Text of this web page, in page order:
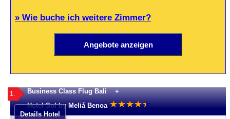
» Wie buche ich weitere Zimmer?
1.
Business Class Flug Bali +
Hotel Sol by Meliá Benoa ★★★★★
★
Details Hotel